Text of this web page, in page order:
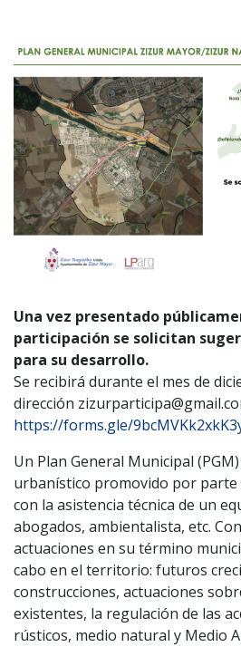
Una vez presentado
participación se solicitan
para su desarrollo.
Se recibirá durante el mes de
dirección
https://forms.gle/
Un Plan General Municipal
urbanístico promovido por parte
con la asistencia técnica de un
abogados, ambientalista, etc.
actuaciones en su término
cabo en el territorio: futuros
construcciones, actuaciones
existentes, la regulación de las
rústicos, medio natural y Medio